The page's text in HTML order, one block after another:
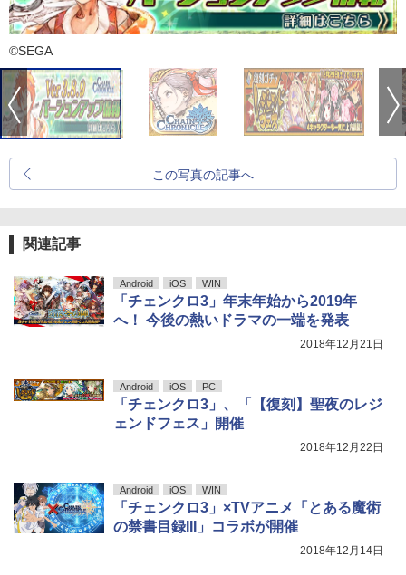
©SEGA
この写真の記事へ
関連記事
Android iOS WIN
「チェンクロ3」年末年始から2019年
へ！ 今後の熱いドラマの一端を発表
2018年12月21日
Android iOS PC
「チェンクロ3」、「【復刻】聖夜のレジ
ェンドフェス」開催
2018年12月22日
Android iOS WIN
「チェンクロ3」×TVアニメ「とある魔術
の禁書目録III」コラボが開催
2018年12月14日